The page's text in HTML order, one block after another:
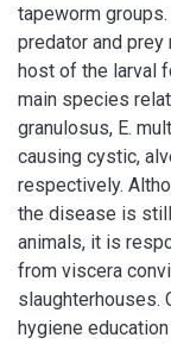
tapeworm
predator and prey
host of the larval
main species
granulosus, E.
causing cystic,
respectively.
the disease is
animals, it is
from viscera
slaughterhouses.
hygiene